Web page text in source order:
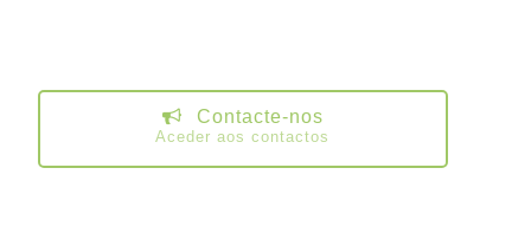
Contacte-nos
Aceder aos contactos